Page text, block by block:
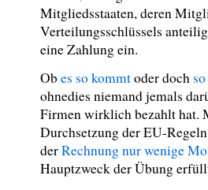
Mitgliedsstaaten, deren
Verteilungsschlüssels
eine Zahlung ein.
Obes so kommtoder doch
ohnedies niemand jemals
Firmen wirklich bezahlt hat.
Durchsetzung der EU-
derRechnung nur wenige
Hauptzweck der Übung